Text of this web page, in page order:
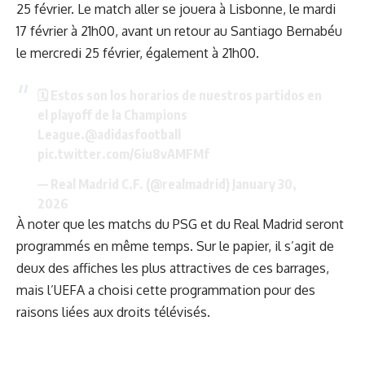
25 février. Le match aller se jouera à Lisbonne, le mardi
17 février à 21h00, avant un retour au Santiago Bernabéu
le mercredi 25 février, également à 21h00.
À noter que les matchs du PSG et du Real Madrid seront
programmés en même temps. Sur le papier, il s’agit de
deux des affiches les plus attractives de ces barrages,
mais l’UEFA a choisi cette programmation pour des
raisons liées aux droits télévisés.